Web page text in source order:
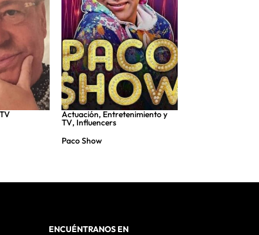
Actuación, Entretenimiento y
TV, Influencers
Paco Show
ENCUÉNTRANOS EN